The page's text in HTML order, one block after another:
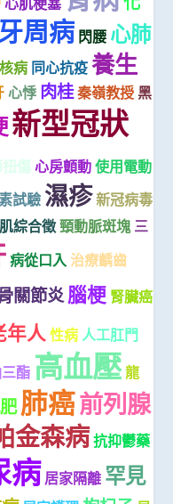
周病 閃腰 心肺
病 同心抗疫 養生
心悸 肉桂秦嶺教授 黑
新型冠狀
扭傷 心房顫動 使用電動
試驗 濕疹新冠病毒
綜合徵頸動脈斑塊 三
病從口入 治療齲齒
關節炎腦梗 腎臟癌
年人 性病 人工肛門
酯 高血壓 龍
肺癌前列腺
金森病抗抑鬱藥
病 居家隔離 罕見